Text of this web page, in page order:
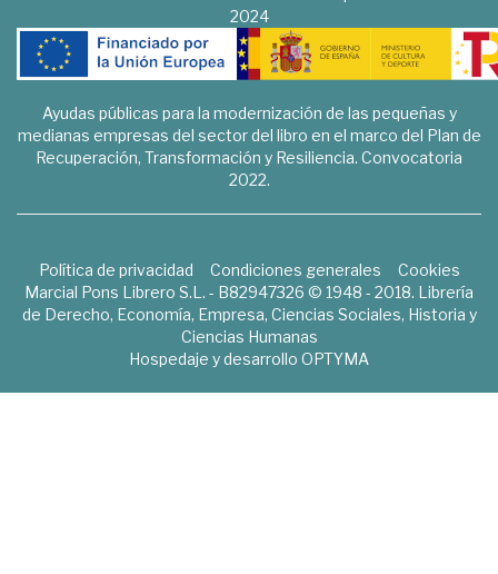
2024
Ayudas públicas para la modernización de las pequeñas y
medianas empresas del sector del libro en el marco del Plan de
Recuperación, Transformación y Resiliencia. Convocatoria
2022.
Política de privacidad Condiciones generales
Cookies
Marcial Pons Librero S.L. - B82947326 © 1948 - 2018. Librería
de Derecho, Economía, Empresa, Ciencias Sociales, Historia y
Ciencias Humanas
Hospedaje y desarrollo OPTYMA